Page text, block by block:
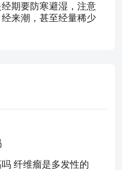
期要防寒避湿，注意
来潮，甚至经量稀少
纤维瘤是多发性的